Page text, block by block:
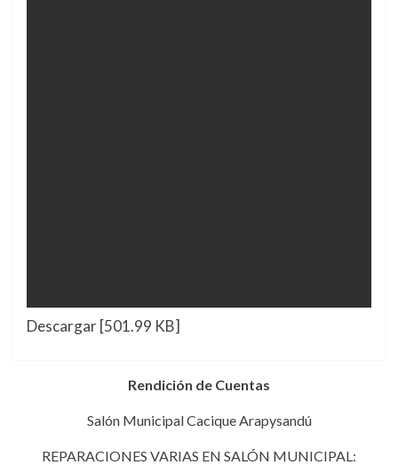
Descargar [501.99 KB]
Rendición de Cuentas
Salón Municipal Cacique Arapysandú
REPARACIONES VARIAS EN SALÓN MUNICIPAL: